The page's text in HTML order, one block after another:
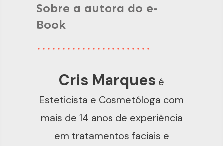
Sobre a autora do e-
Book
Cris Marques é
Esteticista e Cosmetóloga com
mais de 14 anos de experiência
em tratamentos faciais e